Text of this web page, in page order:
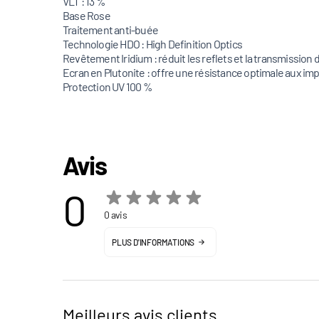
Base Rose
Traitement anti-buée
Technologie HDO : High Definition Optics
Revêtement Iridium : réduit les reflets et la transmission
Ecran en Plutonite : offre une résistance optimale aux
Protection UV 100 %
Avis
0 0 avis
PLUS D'INFORMATIONS
Meilleurs avis clients